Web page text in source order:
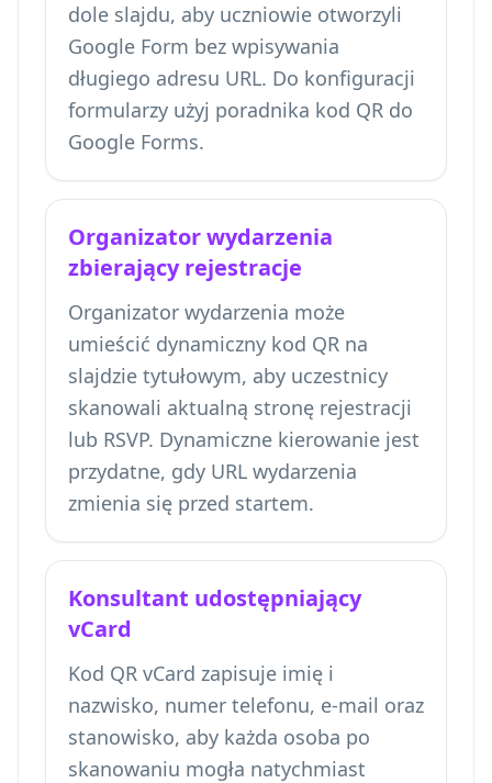
dole slajdu, aby uczniowie otworzyli
Google Form bez wpisywania
długiego adresu URL. Do konfiguracji
formularzy użyj poradnika kod QR do
Google Forms.
Organizator wydarzenia
zbierający rejestracje
Organizator wydarzenia może
umieścić dynamiczny kod QR na
slajdzie tytułowym, aby uczestnicy
skanowali aktualną stronę rejestracji
lub RSVP. Dynamiczne kierowanie jest
przydatne, gdy URL wydarzenia
zmienia się przed startem.
Konsultant udostępniający
vCard
Kod QR vCard zapisuje imię i
nazwisko, numer telefonu, e-mail oraz
stanowisko, aby każda osoba po
skanowaniu mogła natychmiast